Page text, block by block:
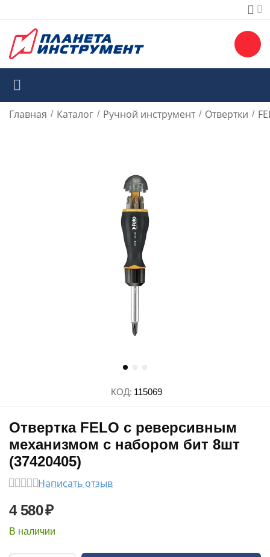
Главная / Каталог / Ручной инструмент / Отвертки /
КОД: 115069
Отвертка FELO с реверсивным
механизмом с набором бит 8шт
(37420405)
Написать отзыв
4 580₽
В наличии